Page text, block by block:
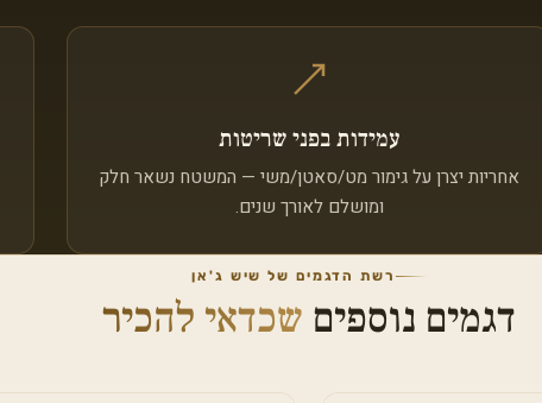
עמידות בפני שריטות
אחריות יצרן על גימור מט/סאטן/משי — המשטח נשאר חלק
ומושלם לאורך שנים.
רשת הדגמים של שיש ג'אן
דגמים נוספים שכדאי להכיר